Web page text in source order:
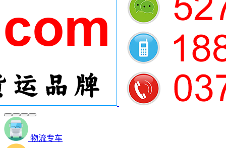
物流专车